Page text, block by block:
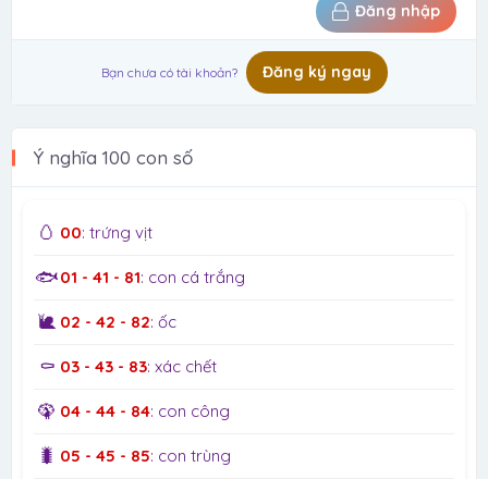
Đăng nhập
Bạn chưa có tài khoản? Đăng ký ngay
Ý nghĩa 100 con số
🥚 00: trứng vịt
🐟01 - 41 - 81: con cá trắng
🐌 02 - 42 - 82: ốc
⚰️ 03 - 43 - 83: xác chết
🦚 04 - 44 - 84: con công
🐛 05 - 45 - 85: con trùng